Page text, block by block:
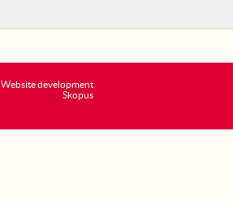
Website development
Skopus